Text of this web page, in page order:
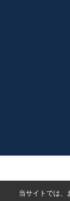
当サイトでは、